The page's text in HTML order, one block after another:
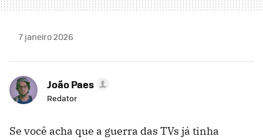
7 janeiro 2026
João Paes
Redator
Se você acha que a guerra das TVs já tinha